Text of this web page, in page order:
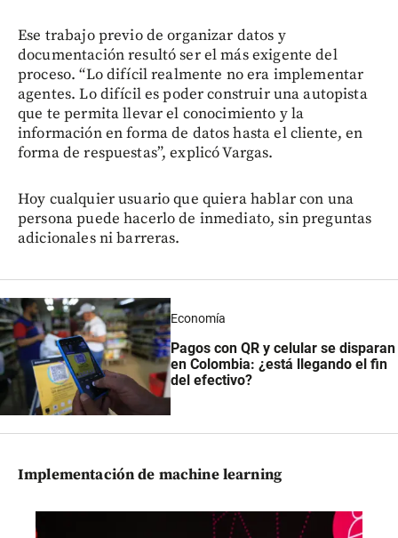
Ese trabajo previo de organizar datos y
documentación resultó ser el más exigente del
proceso. “Lo difícil realmente no era implementar
agentes. Lo difícil es poder construir una autopista
que te permita llevar el conocimiento y la
información en forma de datos hasta el cliente, en
forma de respuestas”, explicó Vargas.
Hoy cualquier usuario que quiera hablar con una
persona puede hacerlo de inmediato, sin preguntas
adicionales ni barreras.
Economía
Pagos con QR y celular se disparan
en Colombia: ¿está llegando el fin
del efectivo?
Implementación de machine learning